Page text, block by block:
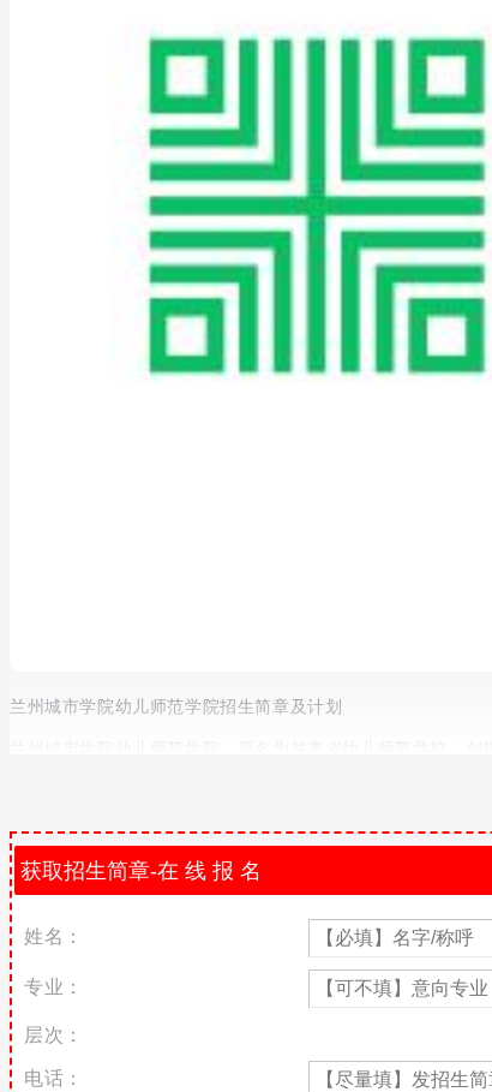
兰州城市学院幼儿师范学院招生简章及计划
挂牌成立甘肃省幼儿师资培训中心，2007年9月整体并入兰
专业名称
计划类型
学前教育
非定向 本科
小学教育
本科
兰州城市学院幼儿师范学院招生要求
1、学校招生录取工作在教育部领导下，在各省(自治区、直辖
2、学校招生计划通过各省级招生主管部门、学校招生简章、
3、学校对高考成绩达到同批次录取最低控制分数线的考生，
姓名：
专业：
层次：
电话：